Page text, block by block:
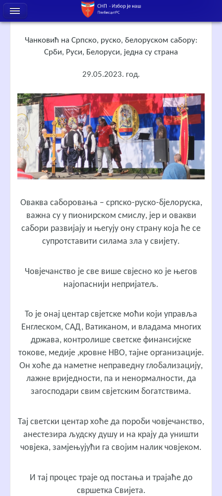
Чанковић на Српско, руско, белоруском сабору:
Срби, Руси, Белоруси, једна су странa
29.05.2023. год.
Оваква саборовања – српско-руско-бјелоруска,
важна су у пионирском смислу, јер и овакви
сабори развијају и његују ону страну која ће се
супротставити силама зла у свијету.
Човјечанство је све више свјесно ко је његов
најопаснији непријатељ.
То је онај центар свјетске моћи који управља
Енглеском, САД, Ватиканом, и владама многих
држава, контролише светске финансијске
токове, медије ,кровне НВО, тајне организације.
Он хоће да наметне неправедну глобализацију,
лажне вриједности, па и ненормалности, да
загосподари свим свјетским богатствима.
Тај светски центар хоће да пороби човјечанство,
анестезира људску душу и на крају да уништи
човјека, замјењујући га својим налик човјеком.
И тај процес траје од постања и трајаће до
свршетка Свијета.